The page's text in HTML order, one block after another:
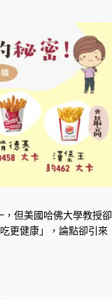
但美國哈佛大學教授卻
更健康」，論點卻引來